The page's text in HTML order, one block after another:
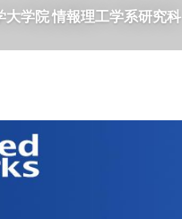
学院 情報理工学系研究科